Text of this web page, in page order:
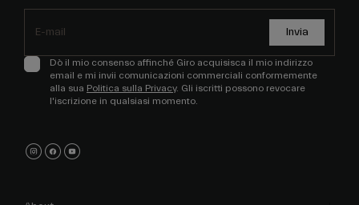
Invia
Dò il mio consenso affinché Giro acquisisca il mio indirizzo
email e mi invii comunicazioni commerciali conformemente
alla sua Politica sulla Privacy. Gli iscritti possono revocare
l'iscrizione in qualsiasi momento.